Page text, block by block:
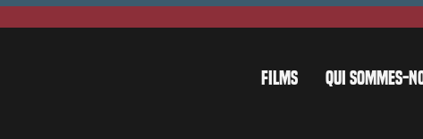
FILMS QUI SOMMES-